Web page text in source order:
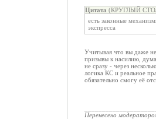
Цитата (КРУГЛЫЙ
есть законные
экспресса
Учитывая что вы даже не
призывы к насилию,
не сразу - через
логика КС и реальное
обязательно смогу её
Перенесено